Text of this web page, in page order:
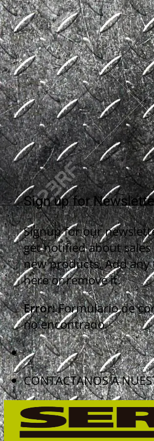
Sign up for
Signup for our
get notified about sales
new products. Add any
here or remove it.
Error:Formulario de
no encontrado.
CONTACTANOS A